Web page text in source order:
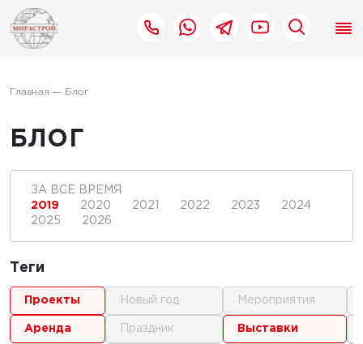
Главная Блог
БЛОГ
ЗА ВСЕ ВРЕМЯ
2019
2020 2021 2022 2023
2024
2025
2026
Теги
проекты
аренда
новый год
праздник
мероприятия
выставки